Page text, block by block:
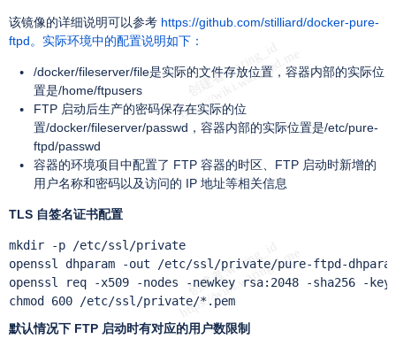
该镜像的详细说明可以参考 https://github.com/stilliard/docker-pure-
ftpd。实际环境中的配置说明如下：
/docker/fileserver/file是实际的文件存放位置，容器内部的实际位
置是/home/ftpusers
FTP 启动后生产的密码保存在实际的位
置/docker/fileserver/passwd，容器内部的实际位置是/etc/pure-
ftpd/passwd
容器的环境项目中配置了 FTP 容器的时区、FTP 启动时新增的
用户名称和密码以及访问的 IP 地址等相关信息
TLS 自签名证书配置
mkdir -p /etc/ssl/private
openssl dhparam -out /etc/ssl/private/pure-ftpd-
openssl req -x509 -nodes -newkey rsa:2048 -sha256
chmod 600 /etc/ssl/private/*.pem
默认情况下 FTP 启动时有对应的用户数限制